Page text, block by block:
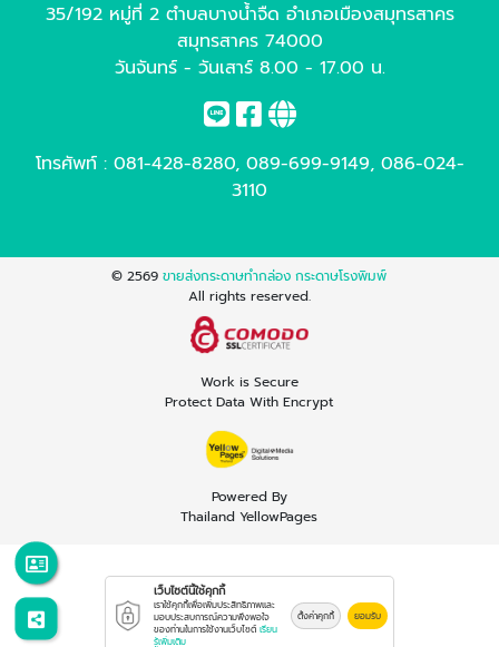
35/192 หมู่ที่ 2 ตำบลบางน้ำจืด อำเภอเมืองสมุทรสาคร
สมุทรสาคร 74000
วันจันทร์ - วันเสาร์ 8.00 - 17.00 น.
โทรศัพท์ : 081-428-8280, 089-699-9149, 086-024-
3110
© 2569ขายส่งกระดาษทำกล่อง กระดาษโรงพิมพ์
All rights reserved.
Work is Secure
Protect Data With Encrypt
Powered By
Thailand YellowPages
เว็บไซต์นี้ใช้คุกกี้
เราใช้คุกกี้เพื่อเพิ่มประสิทธิภาพและ
มอบประสบการณ์ความพึงพอใจ
ของท่านในการใช้งานเว็บไซต์ เรียน
รู้เพิ่มเติม
ตั้งค่าคุกกี้ ยอมรับ